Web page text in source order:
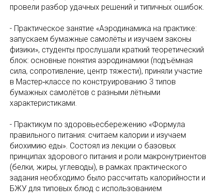
провели разбор удачных решений и типичных ошибок.
- Практическое занятие «Аэродинамика на практике:
запускаем бумажные самолёты и изучаем законы
физики», студенты прослушали краткий теоретический
блок: основные понятия аэродинамики (подъёмная
сила, сопротивление, центр тяжести), приняли участие
в Мастер‑классе по конструированию 3 типов
бумажных самолётов с разными лётными
характеристиками.
- Практикум по здоровьесбережению «Формула
правильного питания: считаем калории и изучаем
биохимию еды». Состоял из лекции о базовых
принципах здорового питания и роли макронутриентов
(белки, жиры, углеводы), в рамках практического
задания необходимо было рассчитать калорийности и
БЖУ для типовых блюд с использованием